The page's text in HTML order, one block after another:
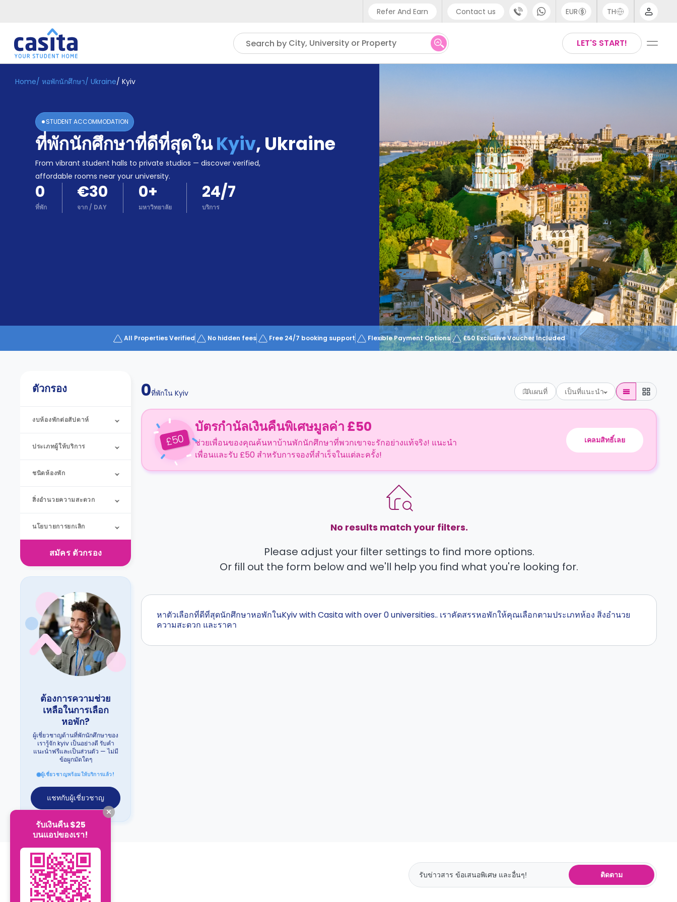
Refer And Earn Contact us
Phone support
UK - +44 (0) 20 3871 8666
EUR TH
LET'S START!
Search by City, University or Property
Home TH EUR
ระบบ
Booking
Accommodation
Become
Home/ หอพักนักศึกษา/ Ukraine/ Kyiv
STUDENT ACCOMMODATION
ที่พักนักศึกษาที่ดีที่สุดในKyiv, Ukraine
From vibrant student halls to private studios — discover verified,
affordable rooms near your university.
0
ที่พัก
€30
จาก / DAY
0+
มหาวิทยาลัย
24/7
บริการ
All Properties Verified No hidden fees Free 24/7 booking support Flexible Payment Options £50 Exclusive Voucher Included
ตัวกรอง
งบห้องพักต่อสัปดาห์
ประเภทผู้ให้บริการ
ชนิดห้องพัก
สิ่งอำนวยความสะดวก
นโยบายการยกเลิก
สมัคร ตัวกรอง
ต้องการความช่วย
เหลือในการเลือก
หอพัก?
ผู้เชี่ยวชาญด้านที่พักนักศึกษาของ
เรารู้จัก kyiv เป็นอย่างดี รับคำ
แนะนำฟรีและเป็นส่วนตัว — ไม่มี
ข้อผูกมัดใดๆ
ผู้เชี่ยวชาญพร้อมให้บริการแล้ว!
แชทกับผู้เชี่ยวชาญ
0ที่พักใน Kyiv แผนที่ เป็นที่แนะนำ
£50
บัตรกำนัลเงินคืนพิเศษมูลค่า £50
ช่วยเพื่อนของคุณค้นหาบ้านพักนักศึกษาที่พวกเขาจะรักอย่างแท้จริง! แนะนำ
เพื่อนและรับ £50 สำหรับการจองที่สำเร็จในแต่ละครั้ง!
เคลมสิทธิ์เลย
No results match your filters.
Please adjust your filter settings to find more options.
Or fill out the form below and we'll help you find what you're looking for.
หาตัวเลือกที่ดีที่สุดนักศึกษาหอพักในKyiv with Casita with over 0 universities.. เราคัดสรรหอพักให้คุณเลือกตามประเภทห้อง สิ่งอำนวย
ความสะดวก และราคา
ติดตาม
รับเงินคืน $25
บนแอปของเรา!